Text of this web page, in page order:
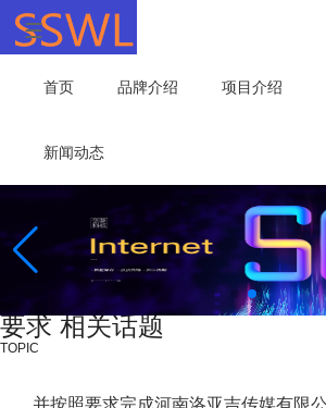
首页 品牌介绍 项目介绍
新闻动态
要求 相关话题
TOPIC
并按照要求完成河南洛亚吉传媒有限